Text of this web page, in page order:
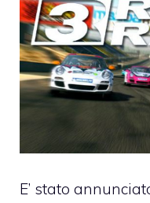
E’ stato